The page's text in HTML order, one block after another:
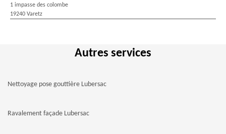
1 impasse des colombe
19240 Varetz
Autres services
Nettoyage pose gouttière Lubersac
Ravalement façade Lubersac